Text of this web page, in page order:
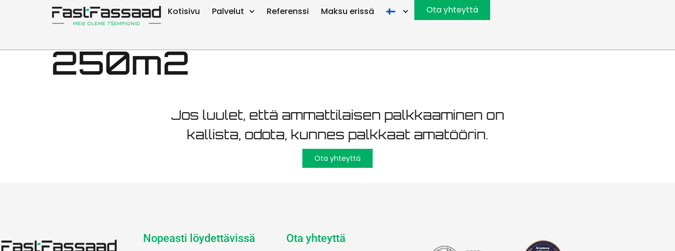
Kotisivu Palvelut Referenssi Maksu erissä Ota yhteyttä
Julkisivun kunnossapito Pärnu
250m2
Jos luulet, että ammattilaisen palkkaaminen on
kallista, odota, kunnes palkkaat amatöörin.
Ota yhteyttä
Nopeasti löydettävissä
Ota yhteyttä